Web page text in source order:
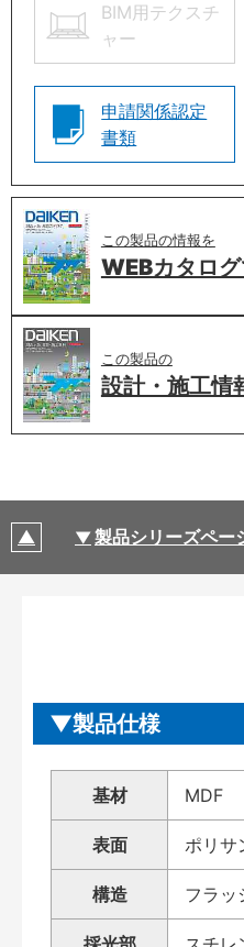
BIM用テクスチ
ャー
申請関係認定
書類
この製品の情報を
WEBカタロ
この製品の
設計・施工情
製品シリーズペー
製品仕様
基材 MDF
表面 ポリサ
構造 フラッ